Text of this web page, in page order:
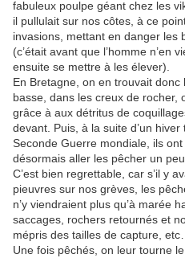
fabuleux poulpe géant chez les
il pullulait sur nos côtes, à ce
invasions, mettant en danger les
(c’était avant que l’homme n’en
ensuite se mettre à les élever).
En Bretagne, on en trouvait
basse, dans les creux de rocher,
grâce à aux détritus de
devant. Puis, à la suite d’un
Seconde Guerre mondiale, ils
désormais aller les pêcher un
C’est bien regrettable, car s’il y
pieuvres sur nos grèves, les
n’y viendraient plus qu’à marée
saccages, rochers retournés et
mépris des tailles de capture, etc…
Une fois pêchés, on leur tourne